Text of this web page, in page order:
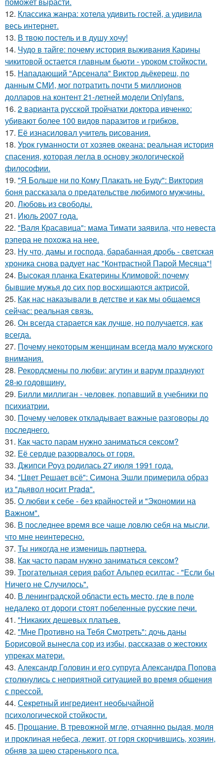
12. Классика жанра: хотела удивить гостей, а удивила
весь интернет.
13. В твою постель и в душу хочу!
14. Чудо в тайге: почему история выживания Карины
чикитовой остается главным бьюти - уроком стойкости.
15. Нападающий "Арсенала" Виктор дьёкереш, по
данным СМИ, мог потратить почти 5 миллионов
долларов на контент 21-летней модели Onlyfans.
16. 2 варианта русской тройчатки доктора ивченко:
убивают более 100 видов паразитов и грибков.
17. Её изнасиловал учитель рисования.
18. Урок гуманности от хозяев океана: реальная история
спасения, которая легла в основу экологической
философии.
19. "Я Больше ни по Кому Плакать не Буду": Виктория
боня рассказала о предательстве любимого мужчины.
20. Любовь из свободы.
21. Июль 2007 года.
22. "Валя Красавица": мама Тимати заявила, что невеста
рэпера не похожа на нее.
23. Ну что, дамы и господа, барабанная дробь - светская
хроника снова радует нас "Контрастной Парой Месяца"!
24. Высокая планка Екатерины Климовой: почему
бывшие мужья до сих пор восхищаются актрисой.
25. Как нас наказывали в детстве и как мы общаемся
сейчас: реальная связь.
26. Он всегда старается как лучше, но получается, как
всегда.
27. Почему некоторым женщинам всегда мало мужского
внимания.
28. Рекордсмены по любви: агутин и варум празднуют
28-ю годовщину.
29. Билли миллиган - чeловек, попавший в учебники по
психиатрии.
30. Почему человек откладывает важные разговоры до
последнего.
31. Как часто парам нужно заниматься сексом?
32. Её сердце разорвалось от горя.
33. Джипси Роуз родилась 27 июля 1991 года.
34. "Цвет Решает всё": Симона Эшли примерила образ
из "дьявол носит Prada".
35. О любви к себе - без крайностей и "Экономии на
Важном".
36. В последнее время все чаще ловлю себя на мысли,
что мне неинтересно.
37. Ты никогда не изменишь партнера.
38. Как часто парам нужно заниматься сексом?
39. Трогательная серия работ Альпер есилтас - "Если бы
Ничего не Случилось".
40. В ленинградской области есть место, где в поле
недалеко от дороги стоят побеленные русские печи.
41. "Никаких дешевых платьев.
42. "Мне Противно на Тебя Смотреть": дочь даны
Борисовой вынесла сор из избы, рассказав о жестоких
упреках матери.
43. Александр Головин и его супруга Александра Попова
столкнулись с неприятной ситуацией во время общения
с прессой.
44. Секретный ингредиент необычайной
психологической стойкости.
45. Прощание. В тревожной мгле, отчаянно рыдая, моля
и проклиная небеса, лежит, от горя скорчившись, хозяин,
обняв за шею старенького пса.